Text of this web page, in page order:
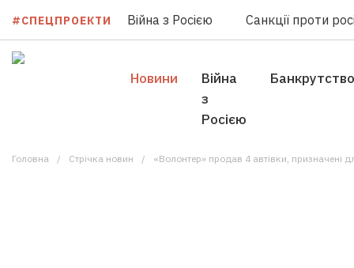
#СПЕЦПРОЕКТИ Війна з Росією Санкції проти
Новини
Війна
з
Росією
Банкрутство
Головна Стрічка новин «Волонтер» продав 4 автівки, призначені